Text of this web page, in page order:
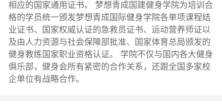
相应的国家通用证书。 梦想青成国建健身学院为培训合
格的学员统一颁发梦想青成国际健身学院各单项课程结
业证书、国家权威认证的急救员证书、运动营养师证以
及由人力资源与社会保障部批准、国家体育总局颁发的
健身教练国家职业资格认证。 学院不仅与国内各大健身
俱乐部，健身会所有紧密的合作关系，还跟全国多家校
企单位有战略合作。